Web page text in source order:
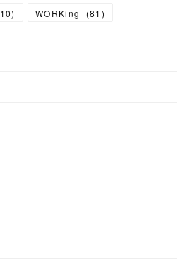
10) WORKing (81 )